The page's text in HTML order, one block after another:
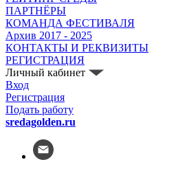
ПАРТНЁРЫ
КОМАНДА ФЕСТИВАЛЯ
Архив 2017 - 2025
КОНТАКТЫ И РЕКВИЗИТЫ
РЕГИСТРАЦИЯ
Личный кабинет
Вход
Регистрация
Подать работу
sredagolden.ru